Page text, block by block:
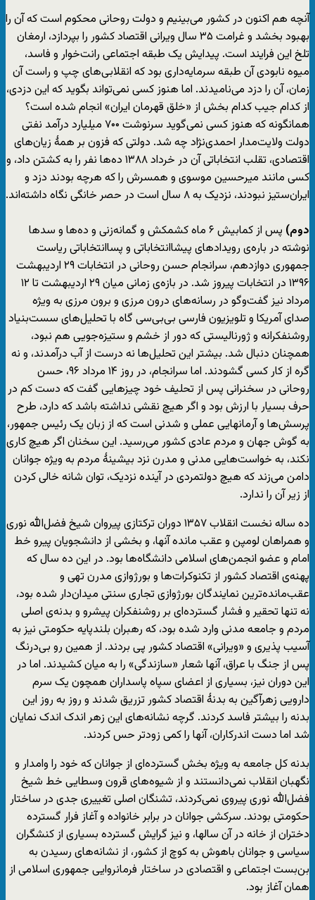
آنچه هم اکنون در کشور می‌بینیم و دولت روحانی محکوم است که آن را
بهبود بخشد و غرامت ۳۵ سال ویرانی اقتصاد کشور را بپردازد، ارمغان
تلخ این فرایند است. پیدایش یک طبقه اجتماعی رانت‌خوار و فاسد،
میوه نابودی آن طبقه سرمایه‌داری بود که انقلابی‌های چپ و راست آن
زمان، آن را دزد می‌نامیدند. اما هنوز کسی نمی‌تواند بگوید که این دزدی،
از کدام جیب کدام بخش از «خلق قهرمان ایران» انجام شده است؟
همانگونه که هنوز کسی نمی‌گوید سرنوشت ۷۰۰ میلیارد درآمد نفتی
دولت ولایت‌مدار احمدی‌نژاد چه شد. دولتی که فزون بر همۀ زیان‌های
اقتصادی، تقلب انتخاباتی آن در خرداد ۱۳۸۸ ده‌ها نفر را به کشتن داد، و
کسی مانند میرحسین موسوی و همسرش را که هرچه بودند دزد و
ایران‌ستیز نبودند، نزدیک به ۸ سال است در حصر خانگی نگاه داشته‌اند.
دوم)
پس از کمابیش ۶ ماه کشمکش و گمانه‌‌زنی و ده‌ها و سدها
نوشته در باره‌ی رویدادهای پیشاانتخاباتی و پساانتخاباتی ریاست
جمهوری دوازدهم، سرانجام حسن روحانی در انتخابات ۲۹ اردیبهشت
۱۳۹۶ در انتخابات پیروز شد. در بازه‌ی زمانی میان ۲۹ اردیبهشت تا ۱۲
مرداد نیز گفت‌وگو در رسانه‌های درون مرزی و برون مرزی به ویژه
صدای آمریکا و تلویزیون فارسی بی‌بی‌سی گاه با تحلیل‌های سست‌بنیاد
روشنفکرانه و ژورنالیستی که دور از خشم و ستیزه‌جویی هم نبود،
همچنان دنبال شد. بیشتر این تحلیل‌ها نه درست از آب درآمدند، و نه
گره از کار کسی گشودند. اما سرانجام، در روز ۱۴ مرداد ۹۶، حسن
روحانی در سخنرانی پس از تحلیف خود چیزهایی گفت که دست کم در
حرف بسیار با ارزش بود و اگر هیچ نقشی نداشته باشد که دارد، طرح
پرسش‌ها و آرمانهایی عملی و شدنی است که از زبان یک رئیس جمهور،
به گوش جهان و مردم عادی کشور می‌رسید. این سخنان اگر هیچ کاری
نکند، به خواست‌هایی مدنی و مدرن نزد بیشینۀ مردم به ویژه جوانان
دامن می‌زند که هیچ دولتمردی در آینده نزدیک، توان شانه خالی کردن
از زیر آن را ندارد.
ده ساله نخست انقلاب ۱۳۵۷ دوران ترکتازی پیروان شیخ فضل‌الله نوری
و همراهان لومپن و عقب مانده آنها، و بخشی از دانشجویان پیرو خط
امام و عضو انجمن‌های اسلامی دانشگاه‌ها بود. در این ده سال که
پهنه‌ی اقتصاد کشور از تکنوکرات‌ها و بورژوازی مدرن تهی و
عقب‌مانده‌ترین نمایندگان بورژوازی تجاری سنتی میدان‌دار شده بود،
نه تنها تحقیر و فشار گسترده‌ای بر روشنفکران پیشرو و بدنه‌ی اصلی
مردم و جامعه مدنی وارد شده بود، که رهبران بلندپایه حکومتی نیز به
آسیب پذیری و «ویرانی» اقتصاد کشور پی بردند. از همین رو بی‌درنگ
پس از جنگ با عراق، آنها شعار «سازندگی» را به میان کشیدند. اما در
این دوران نیز، بسیاری از اعضای سپاه پاسداران همچون یک سرم
دارویی زهرآگین به بدنۀ اقتصاد کشور تزریق شدند و روز به روز این
بدنه را بیشتر فاسد کردند. گرچه نشانه‌های این زهر اندک اندک نمایان
شد اما دست اندرکاران، آنها را کمی زودتر حس کردند.
بدنه کل جامعه به ویژه بخش گسترده‌ای از جوانان که خود را وامدار و
نگهبان انقلاب نمی‌دانستند و از شیوه‌های قرون وسطایی خط شیخ
فضل‌الله نوری پیروی نمی‌کردند، تشنگان اصلی تغییری جدی در ساختار
حکومتی بودند. سرکشی جوانان در برابر خانواده و آغاز فرار گسترده
دختران از خانه در آن سالها، و نیز گرایش گسترده بسیاری از کنشگران
سیاسی و جوانان باهوش به کوچ از کشور، از نشانه‌های رسیدن به
بن‌بست اجتماعی و اقتصادی در ساختار فرمانروایی جمهوری اسلامی از
همان آغاز بود.